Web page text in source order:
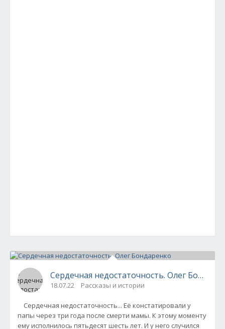
Сердечная недостаточность. Олег
18.07.22 Рассказы и истории
Сердечная недостаточность... Её констатировали у
папы через три года после смерти мамы. К этому моменту
ему исполнилось пятьдесят шесть лет. И у него случился